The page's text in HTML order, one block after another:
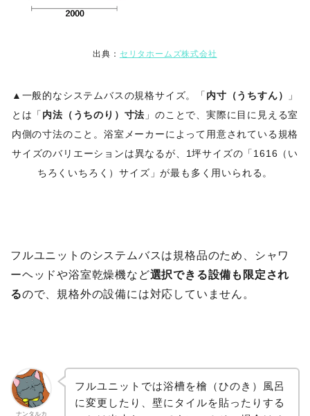
出典： セリタホームズ株式会社
▲一般的なシステムバスの規格サイズ。「 内寸（うちすん）
」
とは「 内法（うちのり）寸法 」のことで、実際に目に見える室
内側の寸法のこと。浴室メーカーによって用意されている規格
サイズのバリエーションは異なるが、1坪サイズの「1616（い
ちろくいちろく）サイズ」が最も多く用いられる。
フルユニットのシステムバスは規格品のため、シャワ
ーヘッドや浴室乾燥機など選択できる設備も限定され
るので、規格外の設備には対応していません。
ナンタルカ
フルユニットでは浴槽を檜（ひのき）風呂
に変更したり、壁にタイルを貼ったりする